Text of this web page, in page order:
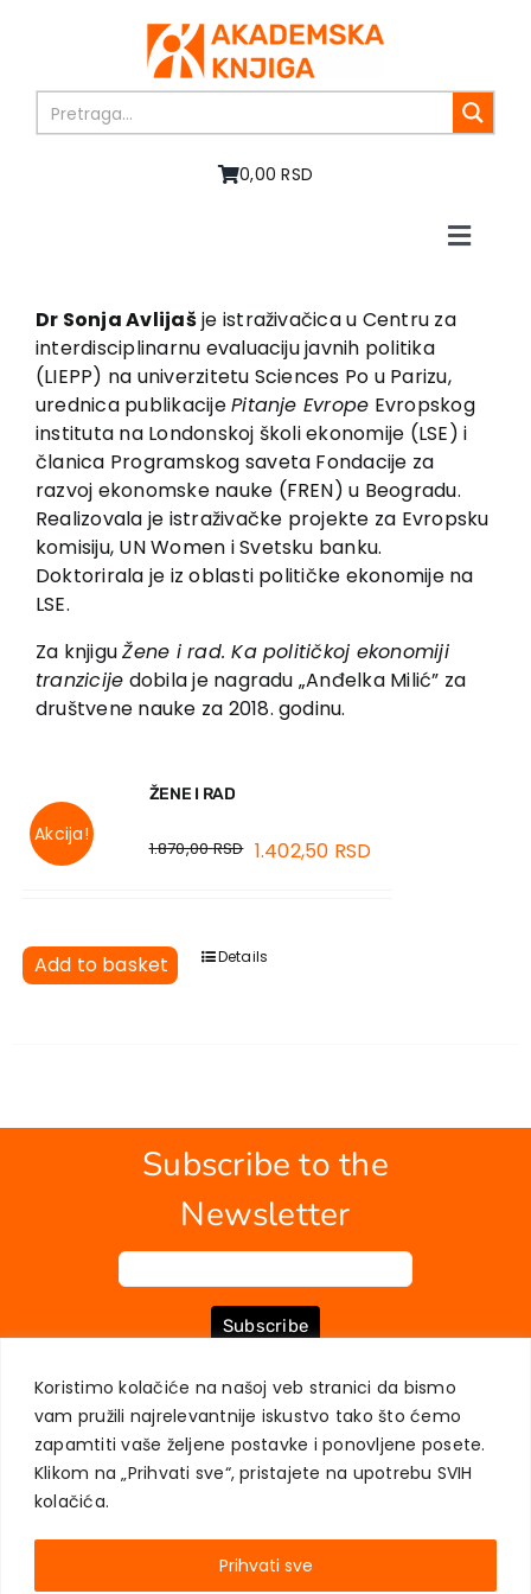
Koristimo kolačiće na našoj veb stranici da bismo
vam pružili najrelevantnije iskustvo tako što ćemo
zapamtiti vaše željene postavke i ponovljene posete.
Klikom na „Prihvati sve“, pristajete na upotrebu SVIH
kolačića.
Prihvati sve
0,00 RSD
Toggle
About us
Books
In preparation
Sale
Authors
News
EU PROJECTS
Contact
Dr Sonja Avlijašje istraživačica u Centru za
interdisciplinarnu evaluaciju javnih politika
(LIEPP) na univerzitetu Sciences Po u Parizu,
urednica publikacijePitanje Evrope Evropskog
instituta na Londonskoj školi ekonomije (LSE) i
članica Programskog saveta Fondacije za
razvoj ekonomske nauke (FREN) u Beogradu.
Realizovala je istraživačke projekte za Evropsku
komisiju, UN Women i Svetsku banku.
Doktorirala je iz oblasti političke ekonomije na
LSE.
Za knjiguŽene i rad. Ka političkoj ekonomiji
tranzicije dobila je nagradu „Anđelka Milić” za
društvene nauke za 2018. godinu.
Akcija!
ŽENE I RAD
1.870,00RSD 1.402,50 RSD
Add to basket Details
Subscribe to the
Newsletter
Subscribe
ABOUT US BOOKS MY ACCOUNT CONTACT
TERMS OF PURCHASE
USER PRIVACY PROTECTION